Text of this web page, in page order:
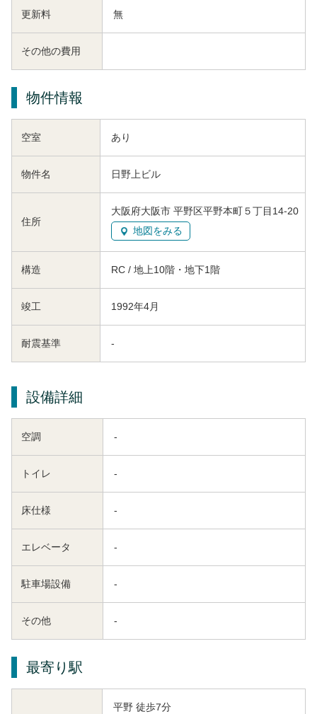
更新料 無
その他の費用
物件情報
空室 あり
物件名 日野上ビル
住所
大阪府大阪市 平野区平野本町５丁目14-20
地図をみる
構造 RC / 地上10階・地下1階
竣工 1992年4月
耐震基準 -
設備詳細
空調 -
トイレ -
床仕様 -
エレベータ -
駐車場設備 -
その他 -
最寄り駅
平野 徒歩7分